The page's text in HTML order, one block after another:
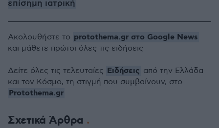
επίσημη ιατρική
Σχετικά Άρθρα
Ακολουθήστε το protothema.gr στο Google News
και μάθετε πρώτοι όλες τις ειδήσεις
Δείτε όλες τις τελευταίες Ειδήσεις από την Ελλάδα
και τον Κόσμο, τη στιγμή που συμβαίνουν, στο
Protothema.gr